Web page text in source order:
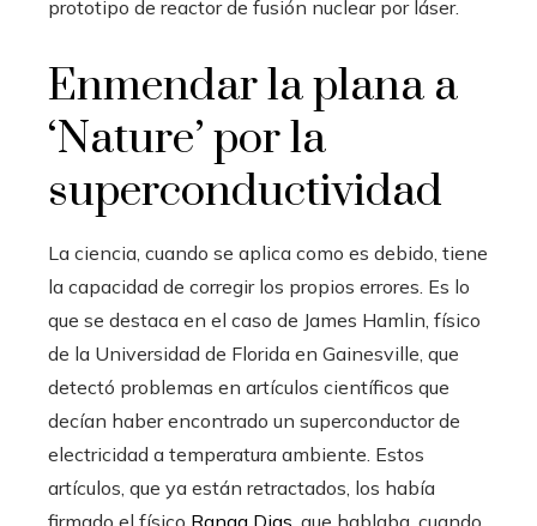
prototipo de reactor de fusión nuclear por láser.
Enmendar la plana a
‘Nature’ por la
superconductividad
La ciencia, cuando se aplica como es debido, tiene
la capacidad de corregir los propios errores. Es lo
que se destaca en el caso de James Hamlin, físico
de la Universidad de Florida en Gainesville, que
detectó problemas en artículos científicos que
decían haber encontrado un superconductor de
electricidad a temperatura ambiente. Estos
artículos, que ya están retractados, los había